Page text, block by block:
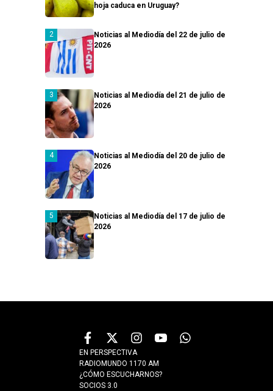
hoja caduca en Uruguay?
Noticias al Mediodía del 22 de julio de
2026
Noticias al Mediodía del 21 de julio de
2026
Noticias al Mediodía del 20 de julio de
2026
Noticias al Mediodía del 17 de julio de
2026
EN PERSPECTIVA
RADIOMUNDO 1170 AM
¿CÓMO ESCUCHARNOS?
SOCIOS 3.0